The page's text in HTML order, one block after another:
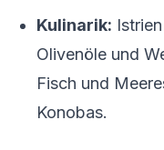
Kulinarik:
Olivenöle und
Fisch und
Konobas.